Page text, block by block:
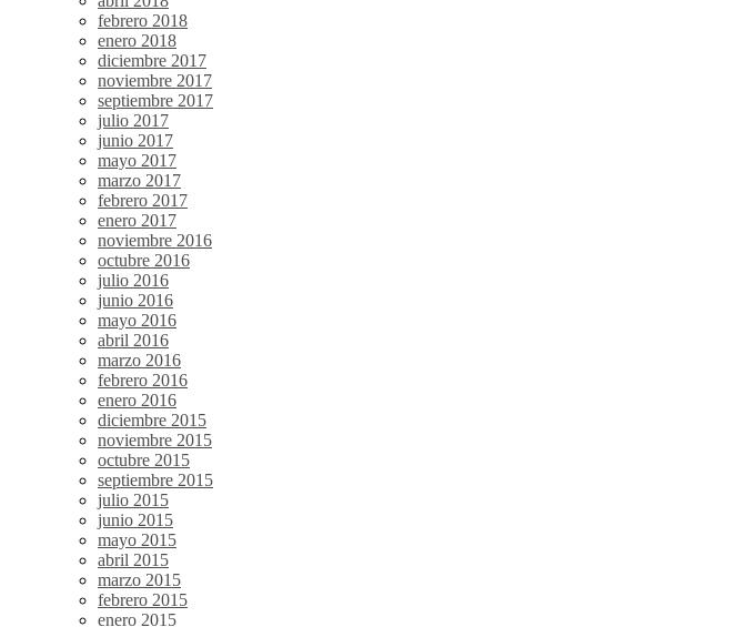
febrero 2018
enero 2018
diciembre 2017
noviembre 2017
septiembre 2017
julio 2017
junio 2017
mayo 2017
marzo 2017
febrero 2017
enero 2017
noviembre 2016
octubre 2016
julio 2016
junio 2016
mayo 2016
abril 2016
marzo 2016
febrero 2016
enero 2016
diciembre 2015
noviembre 2015
octubre 2015
septiembre 2015
julio 2015
junio 2015
mayo 2015
abril 2015
marzo 2015
febrero 2015
enero 2015